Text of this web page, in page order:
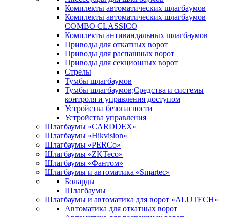
Комплекты автоматических шлагбаумов
Комплекты автоматических шлагбаумов
COMBO CLASSICO
Комплекты антивандальных шлагбаумов
Приводы для откатных ворот
Приводы для распашных ворот
Приводы для секционных ворот
Стрелы
Тумбы шлагбаумов
Тумбы шлагбаумов;Средства и системы
контроля и управления доступом
Устройства безопасности
Устройства управления
Шлагбаумы «CARDDEX»
Шлагбаумы «Hikvision»
Шлагбаумы «PERCo»
Шлагбаумы «ZKTeco»
Шлагбаумы «Фантом»
Шлагбаумы и автоматика «Smartec»
Боларды
Шлагбаумы
Шлагбаумы и автоматика для ворот «ALUTECH»
Автоматика для откатных ворот